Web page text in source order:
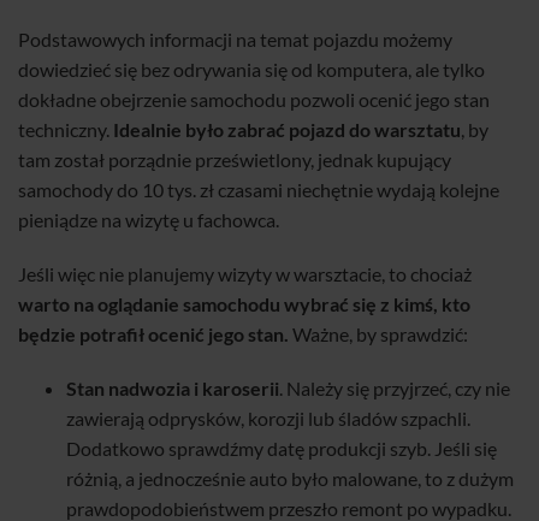
Podstawowych informacji na temat pojazdu możemy
dowiedzieć się bez odrywania się od komputera, ale tylko
dokładne obejrzenie samochodu pozwoli ocenić jego stan
techniczny. Idealnie było zabrać pojazd do warsztatu, by
tam został porządnie prześwietlony, jednak kupujący
samochody do 10 tys. zł czasami niechętnie wydają kolejne
pieniądze na wizytę u fachowca.
Jeśli więc nie planujemy wizyty w warsztacie, to chociaż
warto na oglądanie samochodu wybrać się z kimś, kto
będzie potrafił ocenić jego stan. Ważne, by sprawdzić:
Stan nadwozia i karoserii. Należy się przyjrzeć, czy nie
zawierają odprysków, korozji lub śladów szpachli.
Dodatkowo sprawdźmy datę produkcji szyb. Jeśli się
różnią, a jednocześnie auto było malowane, to z dużym
prawdopodobieństwem przeszło remont po wypadku.